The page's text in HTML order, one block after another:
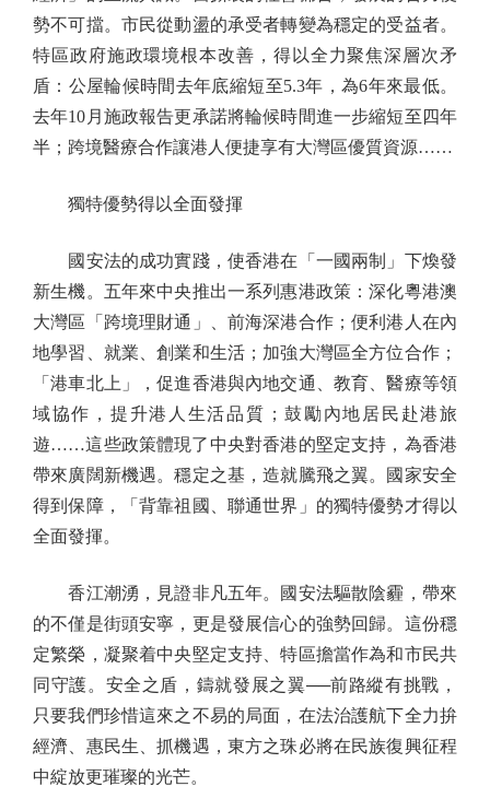
勢不可擋。市民從動盪的承受者轉變為穩定的受益者。
特區政府施政環境根本改善，得以全力聚焦深層次矛
盾：公屋輪候時間去年底縮短至5.3年，為6年來最低。
去年10月施政報告更承諾將輪候時間進一步縮短至四年
半；跨境醫療合作讓港人便捷享有大灣區優質資源……
獨特優勢得以全面發揮
國安法的成功實踐，使香港在「一國兩制」下煥發
新生機。五年來中央推出一系列惠港政策：深化粵港澳
大灣區「跨境理財通」、前海深港合作；便利港人在內
地學習、就業、創業和生活；加強大灣區全方位合作；
「港車北上」，促進香港與內地交通、教育、醫療等領
域協作，提升港人生活品質；鼓勵內地居民赴港旅
遊……這些政策體現了中央對香港的堅定支持，為香港
帶來廣闊新機遇。穩定之基，造就騰飛之翼。國家安全
得到保障，「背靠祖國、聯通世界」的獨特優勢才得以
全面發揮。
香江潮湧，見證非凡五年。國安法驅散陰霾，帶來
的不僅是街頭安寧，更是發展信心的強勢回歸。這份穩
定繁榮，凝聚着中央堅定支持、特區擔當作為和市民共
同守護。安全之盾，鑄就發展之翼──前路縱有挑戰，
只要我們珍惜這來之不易的局面，在法治護航下全力拚
經濟、惠民生、抓機遇，東方之珠必將在民族復興征程
中綻放更璀璨的光芒。